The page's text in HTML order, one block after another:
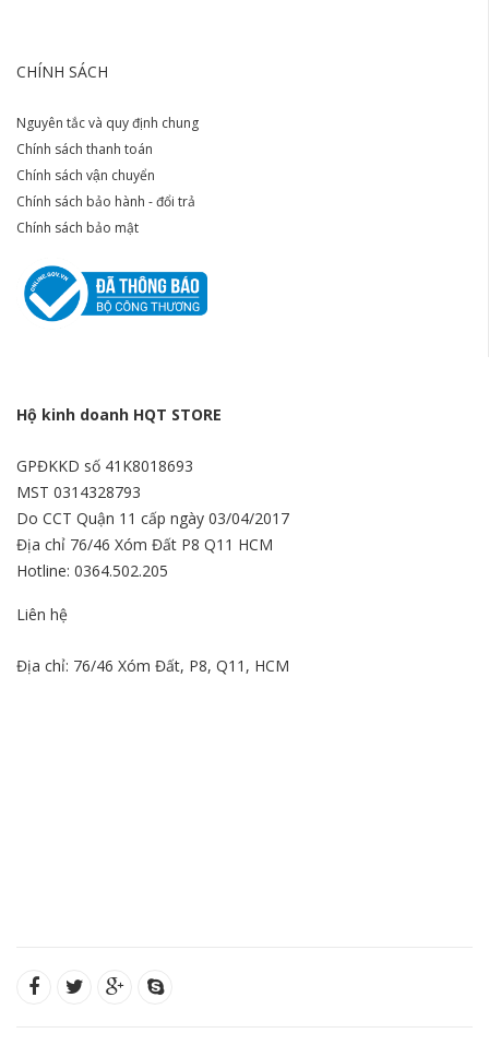
CHÍNH SÁCH
Nguyên tắc và quy định chung
Chính sách thanh toán
Chính sách vận chuyển
Chính sách bảo hành - đổi trả
Chính sách bảo mật
Hộ kinh doanh HQT STORE
GPĐKKD số 41K8018693
MST 0314328793
Do CCT Quận 11 cấp ngày 03/04/2017
Địa chỉ 76/46 Xóm Đất P8 Q11 HCM
Hotline: 0364.502.205
Liên hệ
Địa chỉ: 76/46 Xóm Đất, P8, Q11, HCM